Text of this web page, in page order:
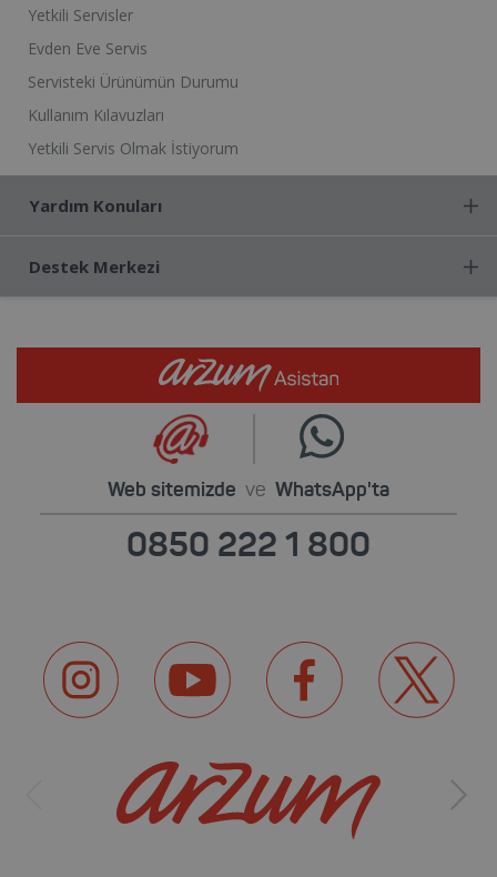
Yetkili Servisler
Evden Eve Servis
Servisteki Ürünümün Durumu
Kullanım Kılavuzları
Yetkili Servis Olmak İstiyorum
Yardım Konuları
Destek Merkezi
Web sitemizde ve WhatsApp'ta
0850 222 1 800